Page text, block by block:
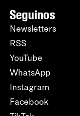
Seguinos
Newsletters
RSS
YouTube
WhatsApp
Instagram
Facebook